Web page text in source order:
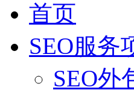
首页
SEO服务
SEO外